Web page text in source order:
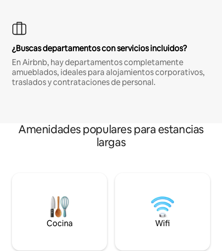
¿Buscas departamentos con servicios incluidos?
En Airbnb, hay departamentos completamente
amueblados, ideales para alojamientos corporativos,
traslados y contrataciones de personal.
Amenidades populares para estancias
largas
Cocina Wifi